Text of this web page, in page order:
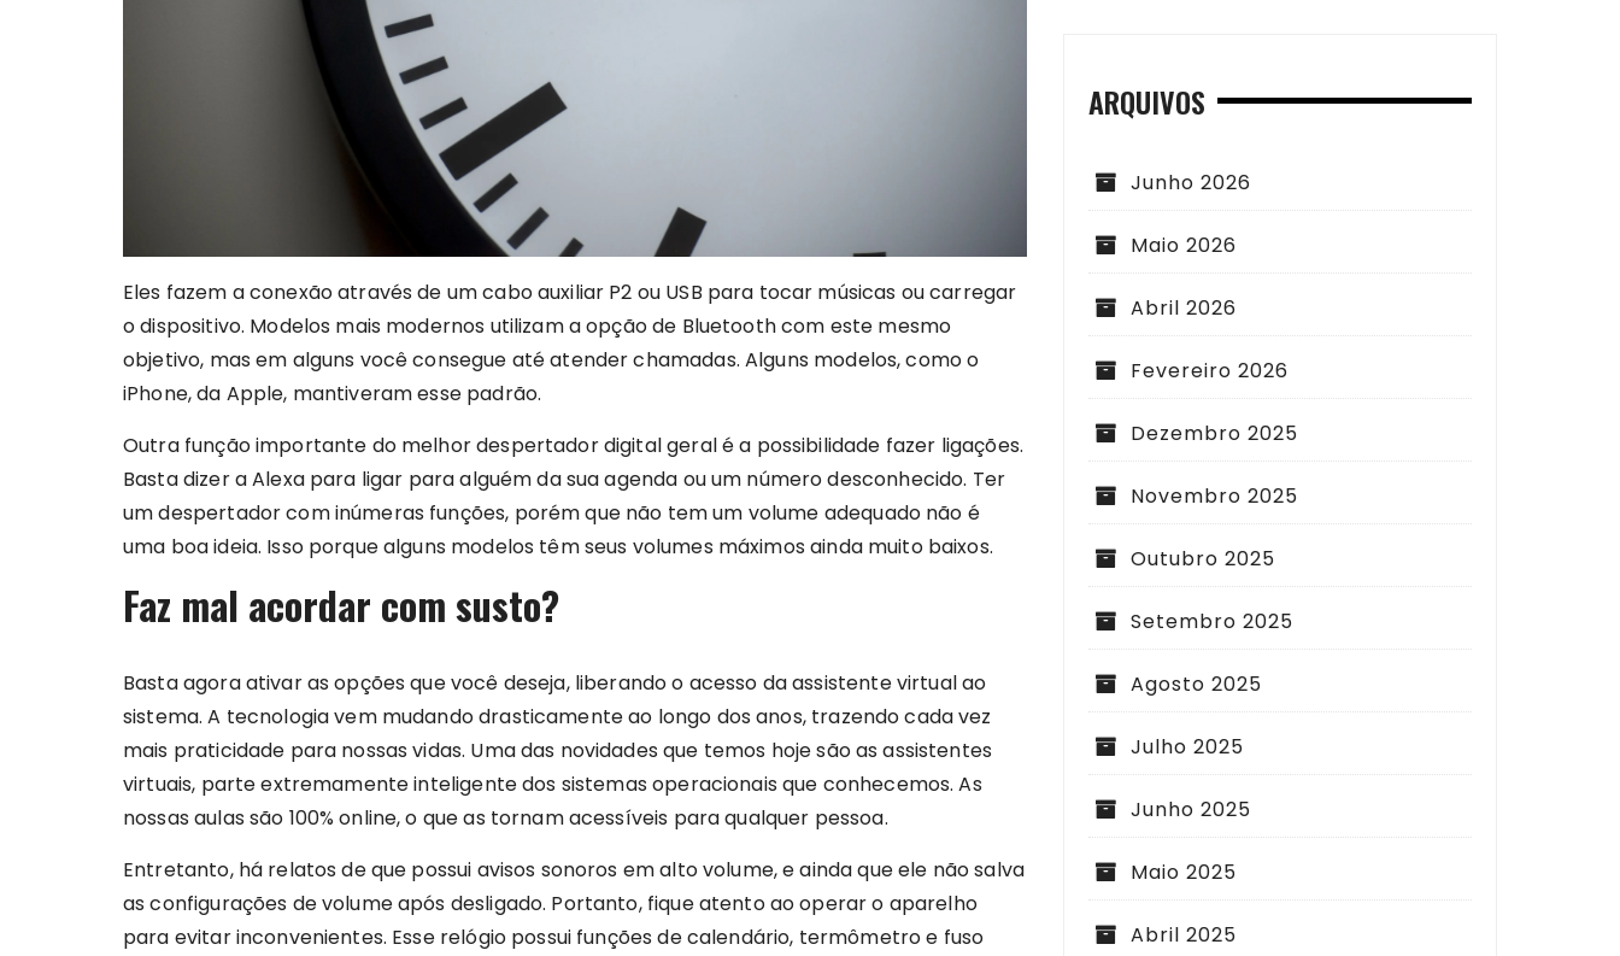
Eles fazem a conexão através de um cabo auxiliar P2 ou USB para tocar músicas ou carregar
o dispositivo. Modelos mais modernos utilizam a opção de Bluetooth com este mesmo
objetivo, mas em alguns você consegue até atender chamadas. Alguns modelos, como o
iPhone, da Apple, mantiveram esse padrão.
Outra função importante do melhor despertador digital geral é a possibilidade fazer ligações.
Basta dizer a Alexa para ligar para alguém da sua agenda ou um número desconhecido. Ter
um despertador com inúmeras funções, porém que não tem um volume adequado não é
uma boa ideia. Isso porque alguns modelos têm seus volumes máximos ainda muito baixos.
Faz mal acordar com susto?
Basta agora ativar as opções que você deseja, liberando o acesso da assistente virtual ao
sistema. A tecnologia vem mudando drasticamente ao longo dos anos, trazendo cada vez
mais praticidade para nossas vidas. Uma das novidades que temos hoje são as assistentes
virtuais, parte extremamente inteligente dos sistemas operacionais que conhecemos. As
nossas aulas são 100% online, o que as tornam acessíveis para qualquer pessoa.
Entretanto, há relatos de que possui avisos sonoros em alto volume, e ainda que ele não salva
as configurações de volume após desligado. Portanto, fique atento ao operar o aparelho
para evitar inconvenientes. Esse relógio possui funções de calendário, termômetro e fuso
ARQUIVOS
Junho 2026
Maio 2026
Abril 2026
Fevereiro 2026
Dezembro 2025
Novembro 2025
Outubro 2025
Setembro 2025
Agosto 2025
Julho 2025
Junho 2025
Maio 2025
Abril 2025